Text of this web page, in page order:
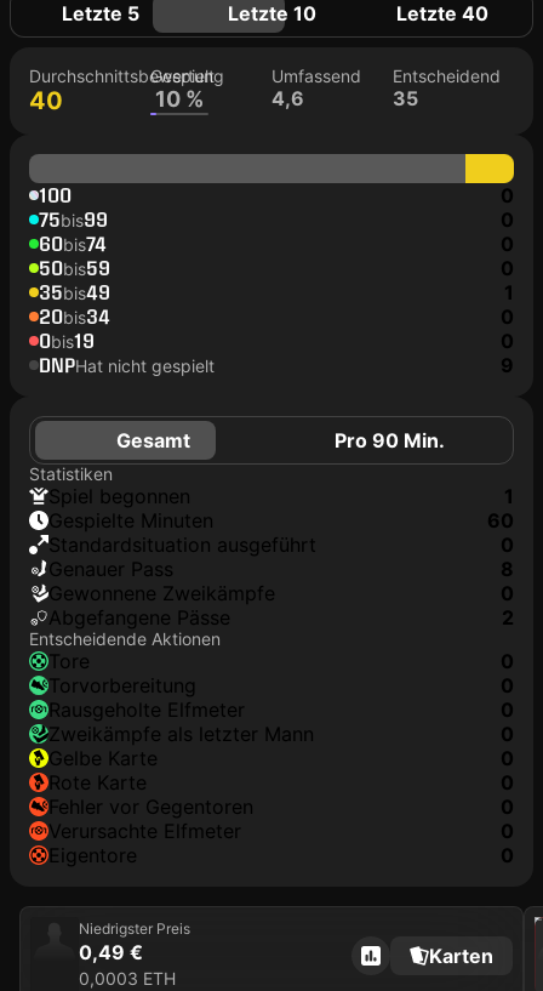
Letzte 5 Letzte 10 Letzte 40
Durchschnittsbewertung
40
Gespielt
10 %
Umfassend
4,6
Entscheidend
35
100 0
75bis99 0
60bis74 0
50bis59 0
35bis49 1
20bis34 0
0bis19 0
DNPHat nicht gespielt 9
Gesamt Pro 90 Min.
Statistiken
Spiel begonnen
1
Gespielte Minuten
60
Standardsituation ausgeführt
0
genauer Pass
8
Gewonnene Zweikämpfe
0
Abgefangene Pässe
2
Entscheidende Aktionen
Tore
0
Torvorbereitung
0
rausgeholte Elfmeter
0
Zweikämpfe als letzter Mann
0
gelbe Karte
0
rote Karte
0
Fehler vor Gegentoren
0
Verursachte Elfmeter
0
Eigentore
0
Niedrigster Preis
0,49 €
0,0003 ETH
Karten
2025